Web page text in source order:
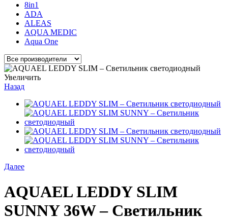
8in1
ADA
ALEAS
AQUA MEDIC
Aqua One
Увеличить
Назад
Далее
AQUAEL LEDDY SLIM
SUNNY 36W – Светильник